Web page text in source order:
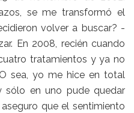
se me transformó el
volver a buscar? -
En 2008, recién cuando
tratamientos y ya no
sea, yo me hice en total
sólo en uno pude quedar
que el sentimiento